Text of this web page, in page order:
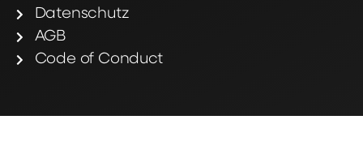
Datenschutz
AGB
Code of Conduct